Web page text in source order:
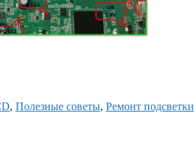
, Полезные советы, Ремонт подсветки